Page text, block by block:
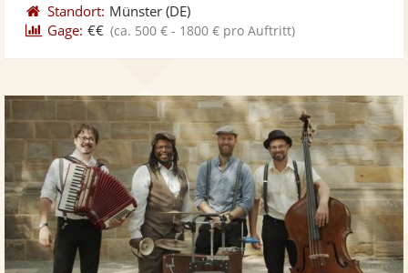
Standort: Münster (DE)
Gage: €€ (ca. 500 € - 1800 € pro Auftritt)